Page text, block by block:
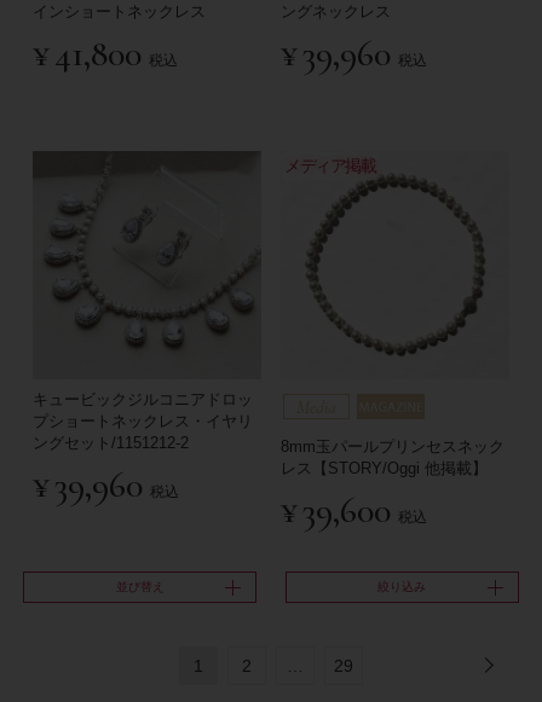
インショートネックレス
¥41,800 税込
ングネックレス
¥39,960 税込
キュービックジルコニアドロッ
プショートネックレス・イヤリ
ングセット/1151212-2
¥39,960 税込
メディア掲載
8mm玉パールプリンセスネック
レス【STORY/Oggi 他掲載】
¥39,600 税込
並び替え 絞り込み
1 2 29